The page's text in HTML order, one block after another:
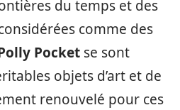
du temps et des
comme des
Pocket se sont
objets d’art et de
renouvelé pour ces